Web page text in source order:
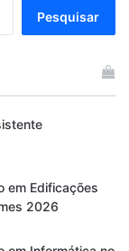
Pesquisar
em Edificações
2026